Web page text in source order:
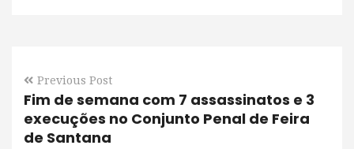
Previous Post
Fim de semana com 7 assassinatos e 3
execuções no Conjunto Penal de Feira
de Santana